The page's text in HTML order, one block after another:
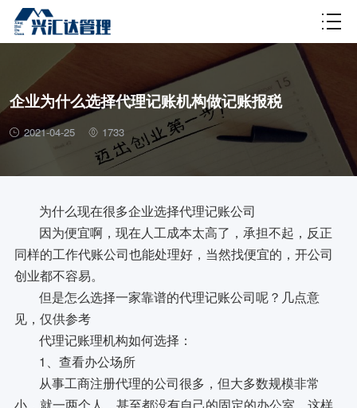
财税百科
企业为什么选择代理记账机构做记账报税
2021-04-25 1733
为什么现在很多企业选择代理记账公司
因为便宜啊，现在人工成本太高了，承担不起，反正
同样的工作代账公司也能处理好，当然找便宜的，开公司
创业都不容易。
但是怎么选择一家靠谱的代理记账公司呢？几点意
见，仅供参考
代理记账理机构如何选择：
1、查看办公场所
从事工商注册代理的公司很多，但大多数规模非常
小，就一两个人，甚至都没有自己的固定的办公室，这样